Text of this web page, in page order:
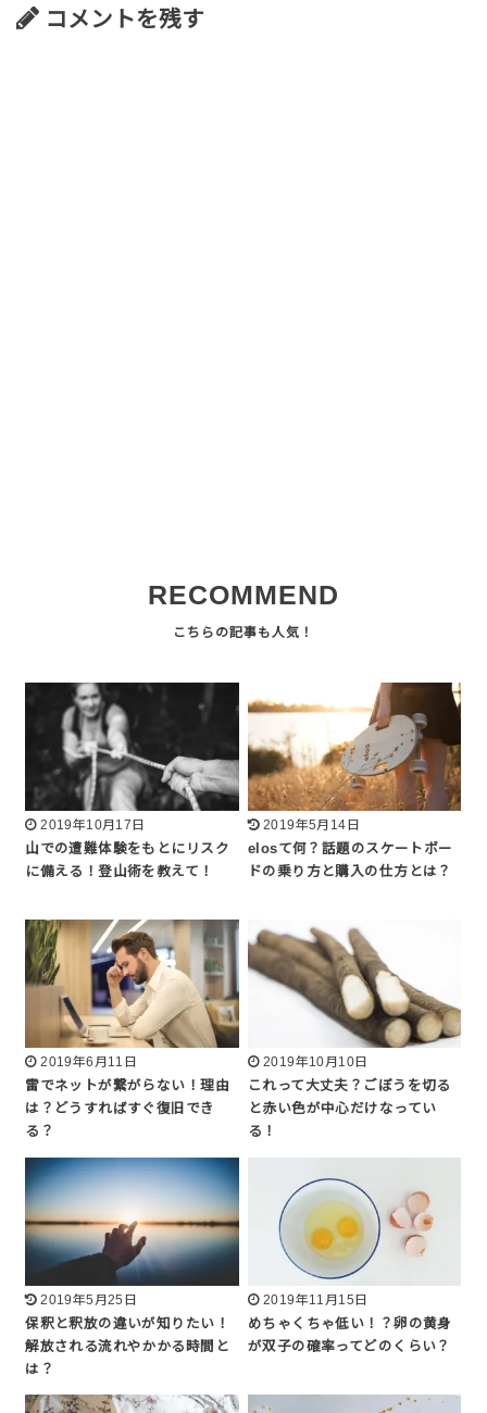
コメントを残す
RECOMMEND
2019年10月17日
山での遭難体験をもとにリスク
に備える！登山術を教えて！
2019年5月14日
elosて何？話題のスケートボー
ドの乗り方と購入の仕方とは？
2019年6月11日
雷でネットが繋がらない！理由
は？どうすればすぐ復旧でき
る？
2019年10月10日
これって大丈夫？ごぼうを切る
と赤い色が中心だけなってい
る！
2019年5月25日
保釈と釈放の違いが知りたい！
解放される流れやかかる時間と
は？
2019年11月15日
めちゃくちゃ低い！？卵の黄身
が双子の確率ってどのくらい？